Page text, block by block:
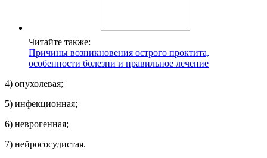
Читайте также:
Причины возникновения острого проктита,
особенности болезни и правильное лечение
4) опухолевая;
5) инфекционная;
6) неврогенная;
7) нейрососудистая.